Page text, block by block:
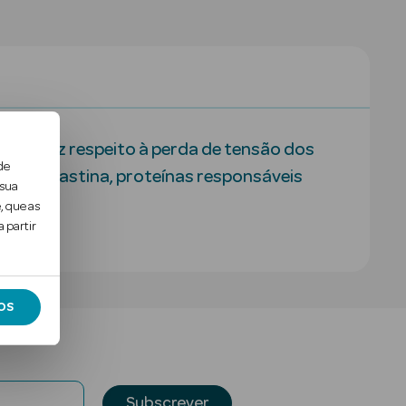
que as
partir
diz respeito à perda de tensão dos
e elastina, proteínas responsáveis